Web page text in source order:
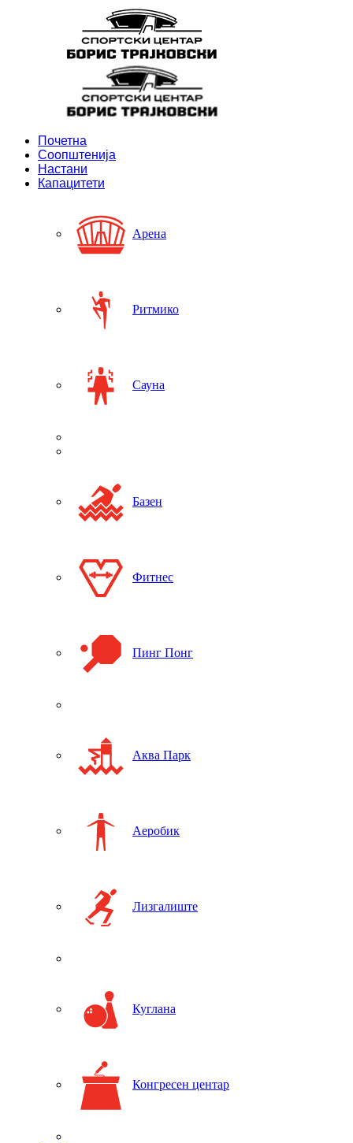
Почетна
Соопштенија
Настани
Капацитети
Арена
Ритмико
Сауна
Базен
Фитнес
Пинг Понг
Аква Парк
Аеробик
Лизгалиште
Куглана
Конгресен центар